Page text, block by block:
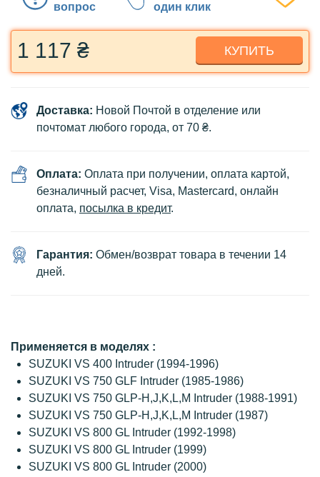
вопрос
один клик
1 117 ₴ КУПИТЬ
Доставка: Новой Почтой в отделение или
почтомат любого города, от 70 ₴.
Оплата: Оплата при получении, оплата картой,
безналичный расчет, Visa, Mastercard, онлайн
оплата, посылка в кредит.
Гарантия: Обмен/возврат товара в течении 14
дней.
Применяется в моделях :
SUZUKI VS 400 Intruder (1994-1996)
SUZUKI VS 750 GLF Intruder (1985-1986)
SUZUKI VS 750 GLP-H,J,K,L,M Intruder (1988-1991)
SUZUKI VS 750 GLP-H,J,K,L,M Intruder (1987)
SUZUKI VS 800 GL Intruder (1992-1998)
SUZUKI VS 800 GL Intruder (1999)
SUZUKI VS 800 GL Intruder (2000)